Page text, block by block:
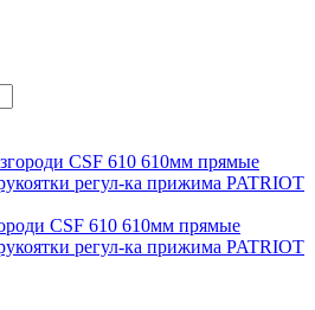
CSF 610 610мм прямые
регул-ка прижима PATRIOT